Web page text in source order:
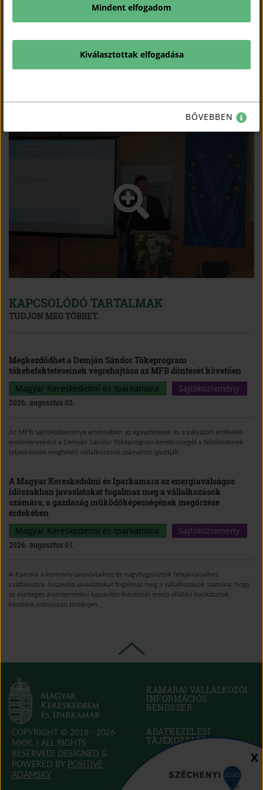
A Fenntarthatósági Vállalkozói Szemléletformálás
programról és jelentkezésről bővebb információ a projekt
programkoordinátoroknál kérhető.
További információ:
Tel.: +36-20/293-6798
KAPCSOLÓDÓ TARTALMAK
TUDJON MEG TÖBBET.
Megkezdődhet a Demján Sándor Tőkeprogram
tőkebefektetéseinek végrehajtása az MFB döntését követően
Magyar Kereskedelmi és Iparkamara
Sajtóközlemény
2026. augusztus 03.
Az MFB sajtóközleménye értelmében az egyeztetések és a pályázati értékelés
eredményeként a Demján Sándor Tőkeprogram keretösszegét a feltételeknek
teljeskörűen megfelelő vállalkozások számához igazítják.
A Magyar Kereskedelmi és Iparkamara az energiaválságos
időszakban javaslatokat fogalmaz meg a vállalkozások
számára, a gazdaság működőképességének megőrzése
érdekében
Magyar Kereskedelmi és Iparkamara
Sajtóközlemény
2026. augusztus 01.
A Kamara a kormány javaslataihoz és nagyfogyasztók felajánlásaihoz
csatlakozva, összesítő javaslatokat fogalmaz meg a vállalkozások számára, hogy
az esetleges áramtermelési kapacitás-kiesésből eredő ellátási kockázatok
kezelése arányosan történjen.
X
COPYRIGHT © 2018 - 2026
MKIK. | ALL RIGHTS
RESERVED! DESIGNED &
POWERED BY POSITIVE
ADAMSKY
KAMARAI VÁLLALKOZÓI
INFORMÁCIÓS
RENDSZER(OPEN
NEW
WINDOW)
ADATKEZELÉSI
TÁJÉKOZTATÓ
SÜTI SZABÁLYZAT
Mindent elfogadom
Kiválasztottak elfogadása
BŐVEBBEN